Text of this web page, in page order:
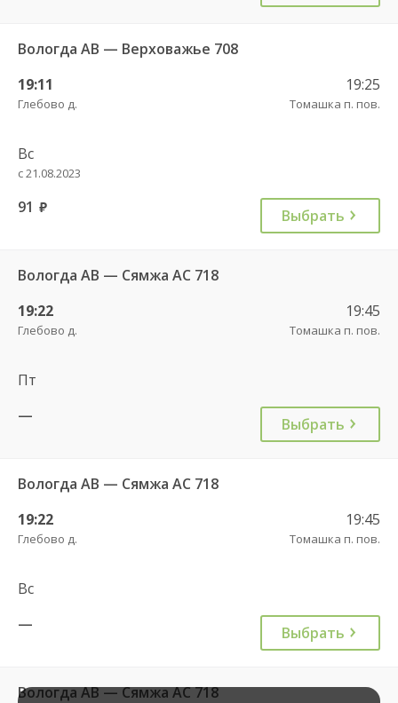
Вологда АВ — Верховажье 708
19:11
Глебово д.
19:25
Томашка п. пов.
Вс
с 21.08.2023
91 руб. Выбрать
Вологда АВ — Сямжа АС 718
19:22
Глебово д.
19:45
Томашка п. пов.
Пт
—
Выбрать
Вологда АВ — Сямжа АС 718
19:22
Глебово д.
19:45
Томашка п. пов.
Вс
—
Выбрать
Вологда АВ — Сямжа АС 718